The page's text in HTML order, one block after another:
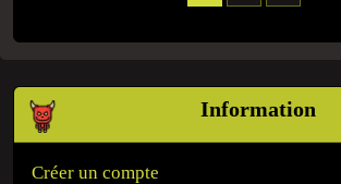
Information
Créer un compte